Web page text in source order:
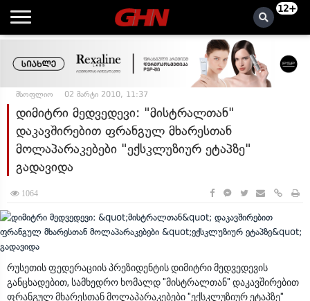
12+
მსოფლიო 02 მარტი 2010, 11:37
დიმიტრი მედვედევი: "მისტრალთან"
დაკავშირებით ფრანგულ მხარესთან
მოლაპარაკებები "ექსკლუზიურ ეტაპზე"
გადავიდა
1064
რუსეთის ფედერაციის პრეზიდენტის დიმიტრი მედვედევის
განცხადებით, სამხედრო ხომალდ "მისტრალთან" დაკავშირებით
ფრანგულ მხარესთან მოლაპარაკებები "ექსკლუზიურ ეტაპზე"